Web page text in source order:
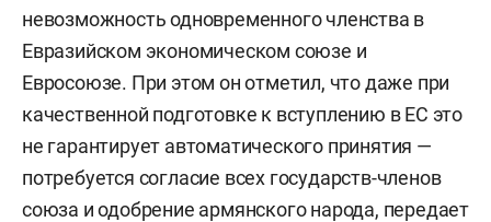
невозможность одновременного членства в
Евразийском экономическом союзе и
Евросоюзе. При этом он отметил, что даже при
качественной подготовке к вступлению в ЕС это
не гарантирует автоматического принятия —
потребуется согласие всех государств-членов
союза и одобрение армянского народа, передает